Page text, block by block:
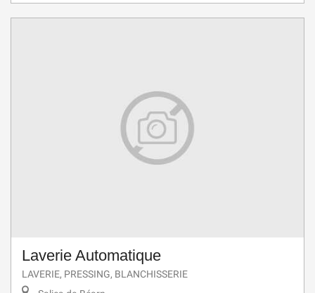
Laverie Automatique
LAVERIE, PRESSING, BLANCHISSERIE